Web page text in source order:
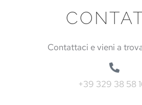
Contattaci e vieni a
+39 329 38 58